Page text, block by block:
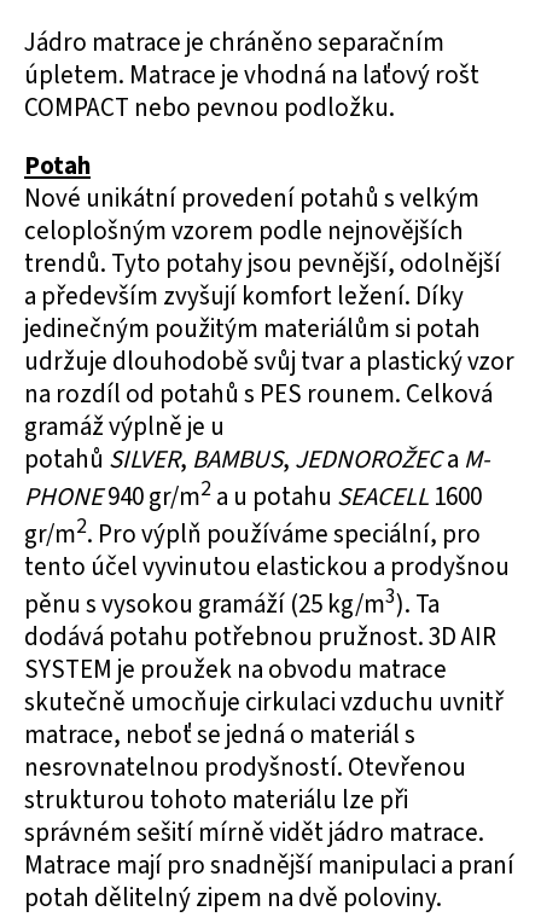
Jádro matrace je chráněno separačním
úpletem. Matrace je vhodná na laťový rošt
COMPACT nebo pevnou podložku.
Potah
Nové unikátní provedení potahů s velkým
celoplošným vzorem podle nejnovějších
trendů. Tyto potahy jsou pevnější, odolnější
a především zvyšují komfort ležení. Díky
jedinečným použitým materiálům si potah
udržuje dlouhodobě svůj tvar a plastický vzor
na rozdíl od potahů s PES rounem. Celková
gramáž výplně je u
potahů SILVER, BAMBUS, JEDNOROŽECa M-
PHONE940 gr/m2 a u potahu SEACELL 1600
gr/m2. Pro výplň používáme speciální, pro
tento účel vyvinutou elastickou a prodyšnou
pěnu s vysokou gramáží (25 kg/m3). Ta
dodává potahu potřebnou pružnost. 3D AIR
SYSTEM je proužek na obvodu matrace
skutečně umocňuje cirkulaci vzduchu uvnitř
matrace, neboť se jedná o materiál s
nesrovnatelnou prodyšností. Otevřenou
strukturou tohoto materiálu lze při
správném sešití mírně vidět jádro matrace.
Matrace mají pro snadnější manipulaci a praní
potah dělitelný zipem na dvě poloviny.